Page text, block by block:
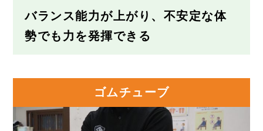
バランス能力が上がり、不安定な体
勢でも力を発揮できる
ゴムチューブ